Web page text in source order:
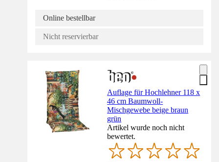
Online bestellbar
Nicht reservierbar
Auflage für Hochlehner 118 x
46 cm Baumwoll-
Mischgewebe beige braun
grün
Artikel wurde noch nicht
bewertet.